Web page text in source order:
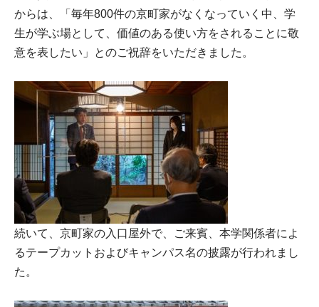
からは、「毎年800件の京町家がなくなっていく中、学
生が学ぶ場として、価値のある使い方をされることに敬
意を表したい」とのご祝辞をいただきました。
続いて、京町家の入口屋外で、ご来賓、本学関係者によ
るテープカットおよびキャンパス名の披露が行われまし
た。